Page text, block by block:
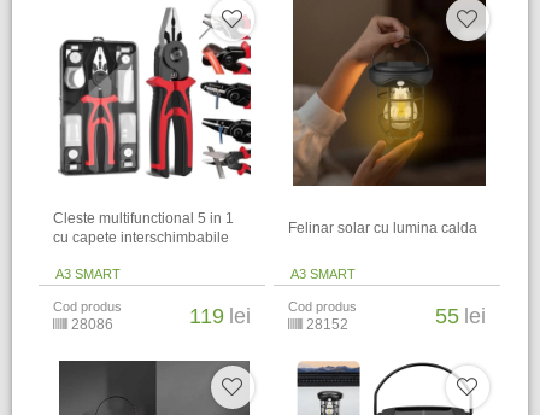
Cleste multifunctional 5 in 1
cu capete interschimbabile
A3 SMART
Cod produs
28086 119 lei
Felinar solar cu lumina calda
A3 SMART
Cod produs
28152 55 lei